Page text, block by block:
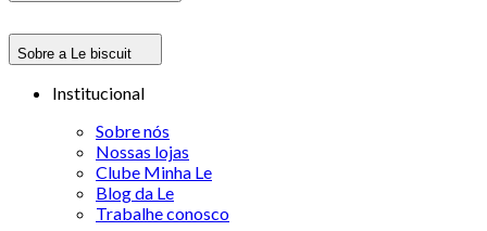
Sobre a Le biscuit
Institucional
Sobre nós
Nossas lojas
Clube Minha Le
Blog da Le
Trabalhe conosco